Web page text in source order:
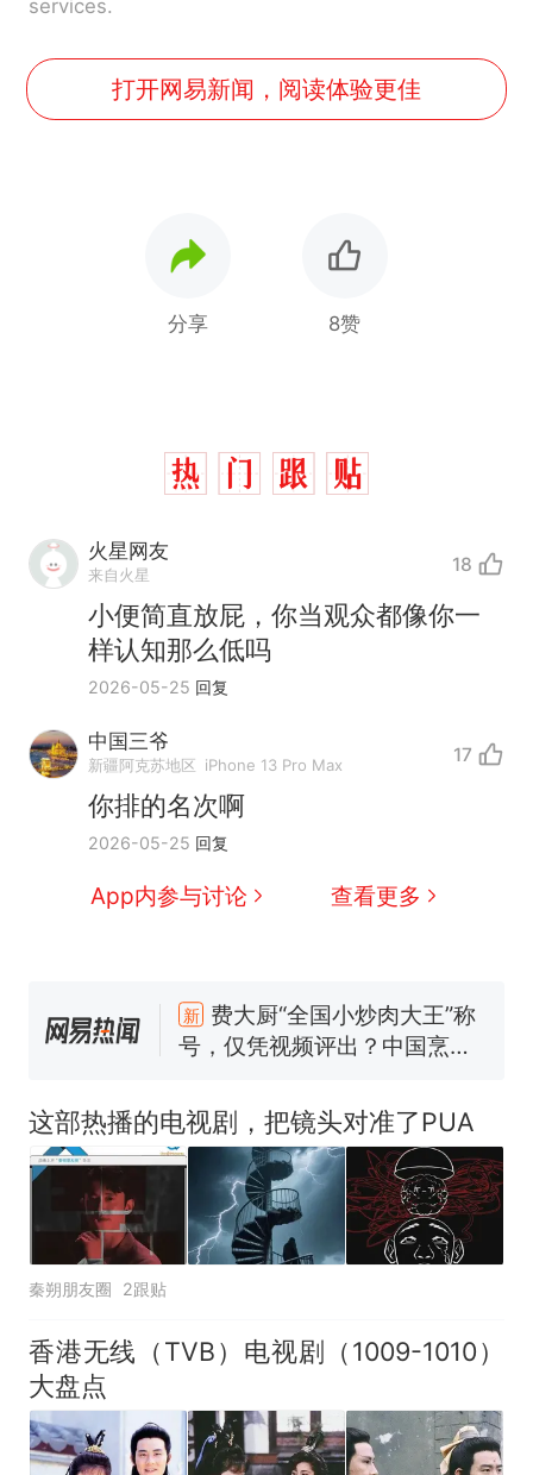
services.
打开网易新闻，阅读体验更佳
分享 8赞
火星网友
来自火星 18
小便简直放屁，你当观众都像你一
样认知那么低吗
2026-05-25 回复
中国三爷
新疆阿克苏地区 iPhone 13 Pro Max 17
你排的名次啊
2026-05-25 回复
App内参与讨论 查看更多
热 那个在床头放菜刀的女孩，
协会回应
搬家报价570元，搬到楼下交
5060元才肯搬上楼！女子傻眼
力已达15级 最新研判
佛山一中学招聘物理教师，笔
试前13名均遭淘汰？教育局：
已叫停招聘，成立调查组全面
核查
笔试第一被第二名传话劝弃考
官方通报
热 那个在床头放菜刀的女孩，
这部热播的电视剧，把镜头对准了PUA
秦朔朋友圈 2跟贴
香港无线（TVB）电视剧（1009-1010）
大盘点